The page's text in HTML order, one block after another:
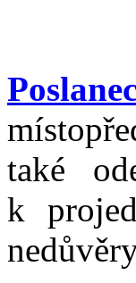
také
k